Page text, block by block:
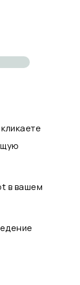
в вашем